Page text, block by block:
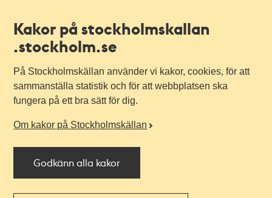
Kakor på stockholmskallan
.stockholm.se
På Stockholmskällan använder vi kakor, cookies, för att
sammanställa statistik och för att webbplatsen ska
fungera på ett bra sätt för dig.
Om kakor på Stockholmskällan
Godkänn alla kakor